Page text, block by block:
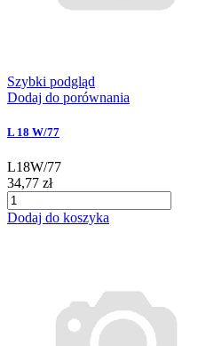
Szybki podgląd
Dodaj do porównania
L 18 W/77
L18W/77
34,77 zł
Dodaj do koszyka